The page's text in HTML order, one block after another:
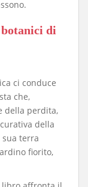
di
ci conduce
che,
della perdita,
della
terra
fiorito,